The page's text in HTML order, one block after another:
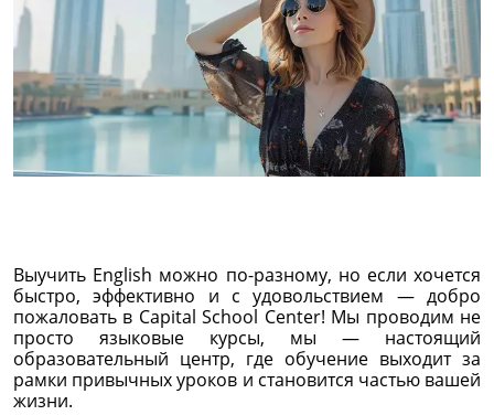
Выучить English можно по-разному, но если хочется
быстро, эффективно и с удовольствием — добро
пожаловать в Capital School Center! Мы проводим не
просто языковые курсы, мы — настоящий
образовательный центр, где обучение выходит за
рамки привычных уроков и становится частью вашей
жизни.